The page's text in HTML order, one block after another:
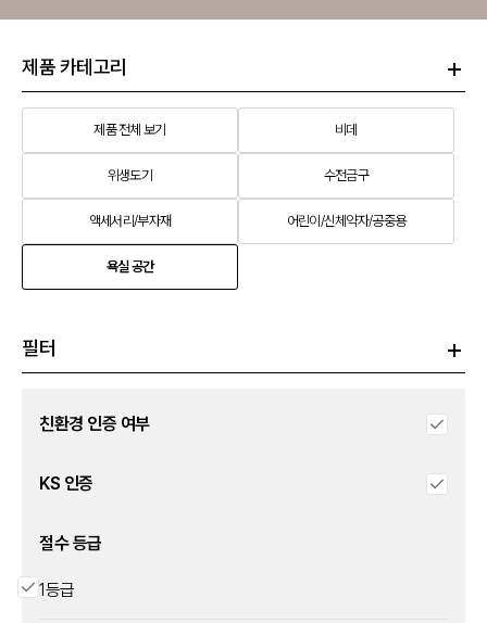
제품 카테고리
제품 전체 보기 비데
위생도기 수전금구
액세서리/부자재 어린이/신체약자/공중용
욕실 공간
필터
친환경 인증 여부
KS 인증
절수 등급
1등급